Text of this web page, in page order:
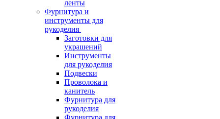
ленты
Фурнитура и
инструменты для
рукоделия
Заготовки для
украшений
Инструменты
для рукоделия
Подвески
Проволока и
канитель
Фурнитура для
рукоделия
Фурнитура для